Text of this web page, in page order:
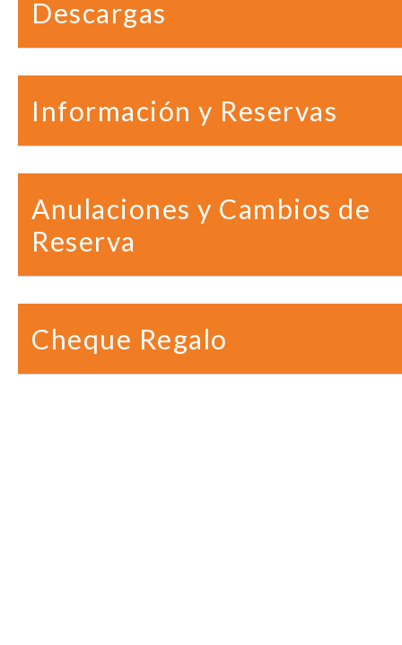
Descargas
Información y Reservas
Anulaciones y Cambios de
Reserva
Cheque Regalo